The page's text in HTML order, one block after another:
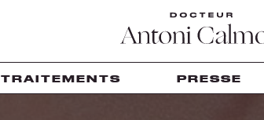
TRAITEMENTS PRESSE